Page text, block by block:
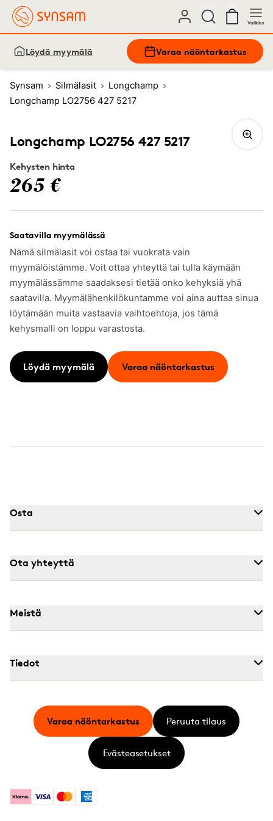
Valikko
Löydä myymälä Varaa näöntarkastus
Synsam Silmälasit
Longchamp
Longchamp LO2756 427 5217
Longchamp LO2756 427 5217
Kehysten hinta
265 €
Saatavilla myymälässä
Nämä silmälasit voi ostaa tai vuokrata vain
myymälöistämme. Voit ottaa yhteyttä tai tulla käymään
myymälässämme saadaksesi tietää onko kehyksiä yhä
saatavilla. Myymälähenkilökuntamme voi aina auttaa sinua
löytämään muita vastaavia vaihtoehtoja, jos tämä
kehysmalli on loppu varastosta.
Löydä myymälä Varaa näöntarkastus
Osta
Ota yhteyttä
Meistä
Tiedot
KlarnaVisa MastercardAmerican Express
Varaa näöntarkastus Peruuta tilaus
Evästeasetukset